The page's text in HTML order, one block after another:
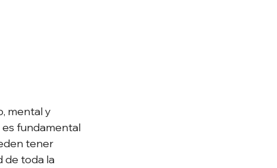
mental y
es fundamental
tener
de toda la